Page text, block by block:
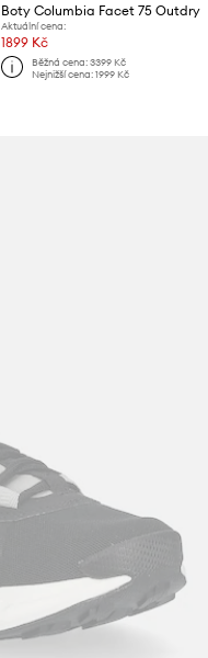
Boty Columbia Facet 75 Outdry
Aktuální cena:
1899 Kč
Běžná cena: 3399 Kč
Nejnižší cena: 1999 Kč